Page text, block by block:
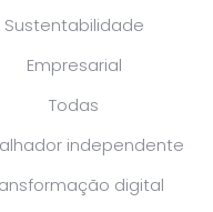
Sustentabilidade
Empresarial
Todas
independente
digital